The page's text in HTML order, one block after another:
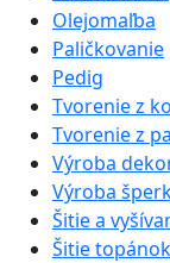
Olejomaľba
Paličkovanie
Pedig
Tvorenie z
Tvorenie z
Výroba
Výroba
Šitie a
Šitie topánok